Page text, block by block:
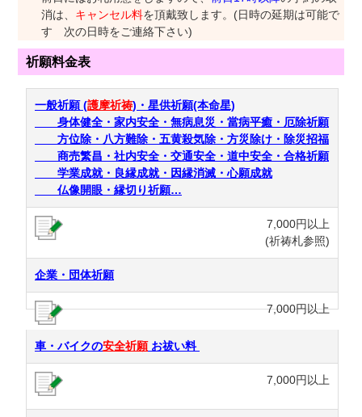
消は、 キャンセル料を頂戴致します。(日時の延期は可能で
す 次の日時をご連絡下さい)
祈願料金表
一般祈願 (護摩祈祷)・星供祈願(本命星)
身体健全・家内安全・無病息災・當病平癒・厄除祈願
方位除・八方難除・五黄殺気除・方災除け・除災招福
商売繁昌・社内安全・交通安全・道中安全・合格祈願
学業成就・良縁成就・因縁消滅・心願成就
仏像開眼・縁切り祈願…
7,000円以上
(祈祷札参照)
企業・団体祈願
7,000円以上
車・バイクの安全祈願お祓い料
7,000円以上